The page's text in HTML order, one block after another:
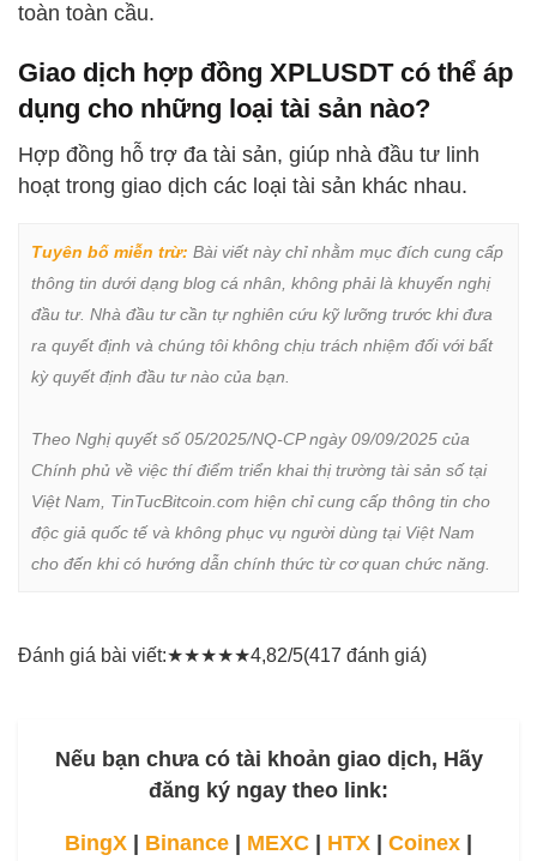
toàn toàn cầu.
Giao dịch hợp đồng XPLUSDT có thể áp
dụng cho những loại tài sản nào?
Hợp đồng hỗ trợ đa tài sản, giúp nhà đầu tư linh
hoạt trong giao dịch các loại tài sản khác nhau.
Tuyên bố miễn trừ: Bài viết này chỉ nhằm mục đích cung cấp
thông tin dưới dạng blog cá nhân, không phải là khuyến nghị
đầu tư. Nhà đầu tư cần tự nghiên cứu kỹ lưỡng trước khi đưa
ra quyết định và chúng tôi không chịu trách nhiệm đối với bất
kỳ quyết định đầu tư nào của bạn.
Theo Nghị quyết số 05/2025/NQ-CP ngày 09/09/2025 của
Chính phủ về việc thí điểm triển khai thị trường tài sản số tại
Việt Nam, TinTucBitcoin.com hiện chỉ cung cấp thông tin cho
độc giả quốc tế và không phục vụ người dùng tại Việt Nam
cho đến khi có hướng dẫn chính thức từ cơ quan chức năng.
Đánh giá bài viết:★★★★★4,82/5(417 đánh giá)
Nếu bạn chưa có tài khoản giao dịch, Hãy
đăng ký ngay theo link:
BingX Binance MEXC HTX Coinex